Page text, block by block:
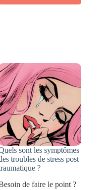
blessures
:
8
façons
d’avancer
sont les symptômes
troubles de stress post
?
de faire le point ?